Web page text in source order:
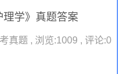
学》真题答案
真题 , 浏览:1009 , 评论:0